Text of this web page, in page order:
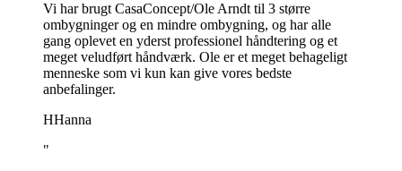
Vi har brugt CasaConcept/Ole Arndt til 3 større
ombygninger og en mindre ombygning, og har alle
gang oplevet en yderst professionel håndtering og et
meget veludført håndværk. Ole er et meget behageligt
menneske som vi kun kan give vores bedste
anbefalinger.
HHanna
"